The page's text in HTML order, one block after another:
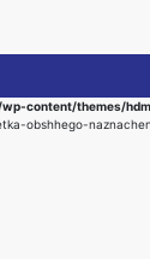
content/themes/
obshhego-